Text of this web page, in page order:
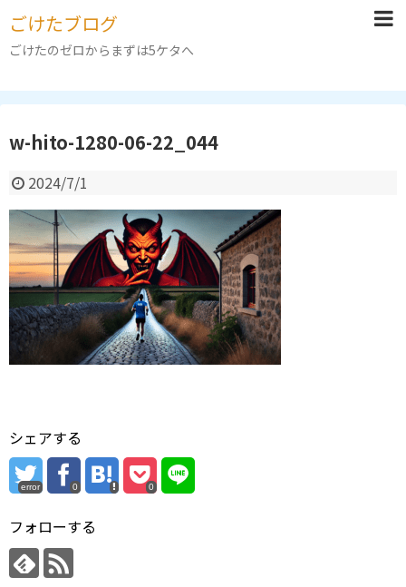
ごけたブログ
ごけたのゼロからまずは5ケタへ
w-hito-1280-06-22_044
2024/7/1
シェアする
error 0 0
フォローする